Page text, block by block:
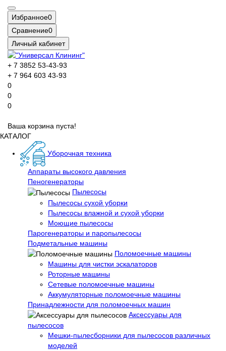
Избранное0
Сравнение0
Личный кабинет
+ 7 3852 53-43-93
+ 7 964 603 43-93
0
0
0
Ваша корзина пуста!
КАТАЛОГ
Уборочная техника
Аппараты высокого давления
Пеногенераторы
Пылесосы
Пылесосы сухой уборки
Пылесосы влажной и сухой уборки
Моющие пылесосы
Парогенераторы и паропылесосы
Подметальные машины
Поломоечные машины
Машины для чистки эскалаторов
Роторные машины
Сетевые поломоечные машины
Аккумуляторные поломоечные машины
Принадлежности для поломоечных машин
Аксессуары для
пылесосов
Мешки-пылесборники для пылесосов различных
моделей